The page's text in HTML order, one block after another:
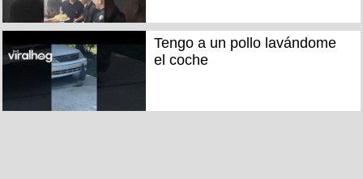
Tengo a un pollo lavándome
el coche